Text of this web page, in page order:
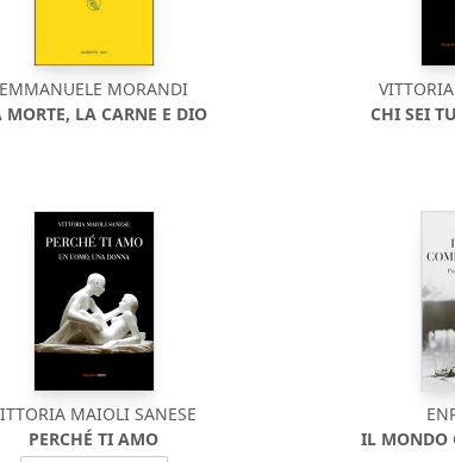
EMMANUELE MORANDI
MORTE, LA CARNE E DIO
CHI SEI
MAIOLI SANESE
PERCHÉ TI AMO
IL MONDO